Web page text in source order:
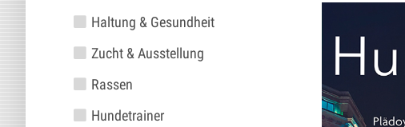
Haltung & Gesundheit
Zucht & Ausstellung
Rassen
Hundetrainer